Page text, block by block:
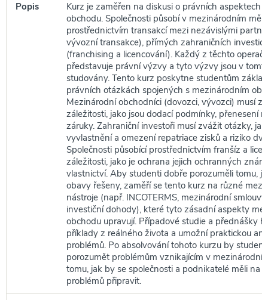
Popis
Kurz je zaměřen na diskusi o právních aspektech
obchodu. Společnosti působí v mezinárodním
prostřednictvím transakcí mezi nezávislými
vývozní transakce), přímých zahraničních investic
(franchising a licencování). Každý z těchto
představuje právní výzvy a tyto výzvy jsou v
studovány. Tento kurz poskytne studentům
právních otázkách spojených s mezinárodním
Mezinárodní obchodníci (dovozci, vývozci) musí
záležitosti, jako jsou dodací podmínky, přenesení
záruky. Zahraniční investoři musí zvážit otázky,
vyvlastnění a omezení repatriace zisků a riziko
Společnosti působící prostřednictvím franšíz a
záležitosti, jako je ochrana jejich ochranných
vlastnictví. Aby studenti dobře porozuměli tomu,
obavy řešeny, zaměří se tento kurz na různé
nástroje (např. INCOTERMS, mezinárodní
investiční dohody), které tyto zásadní aspekty
obchodu upravují. Případové studie a přednášky
příklady z reálného života a umožní praktickou
problémů. Po absolvování tohoto kurzu by
porozumět problémům vznikajícím v
tomu, jak by se společnosti a podnikatelé měli na
problémů připravit.